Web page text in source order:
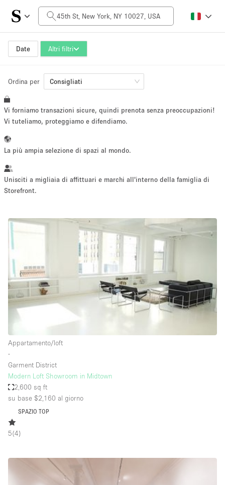
Date Altri filtri
Prezzo al giorno
$0
Dimensioni dello spazio
5000+ sq ft
~ 13 persone
artistico
fotografico
Conferenza Meeting Ufficio
Tipo di spazio
Acquista Condividi
Atelier / Laboratorio
Fiera/festival
Galleria d'arte
Ordina per Consigliati
Vi forniamo transazioni sicure, quindi prenota senza preoccupazioni!
Vi tuteliamo, proteggiamo e difendiamo.
La più ampia selezione di spazi al mondo.
Unisciti a migliaia di affittuari e marchi all'interno della famiglia di
Storefront.
Appartamento/loft
∙
Garment District
Modern Loft Showroom in Midtown
2,600 sq ft
su base $2,160 al giorno
SPAZIO TOP
5(4)